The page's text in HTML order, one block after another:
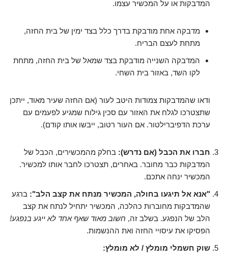
המדבקות או על המכשיר עצמו.
מדבקה אחת מודבקת בדרך כלל בצד ימין של בית החזה,
מתחת לעצם הבריח.
המדבקה השנייה מודבקת בצד שמאל של בית החזה, מתחת
לקו השד, באזור בית השחי.
ודאו שהמדבקות צמודות היטב לעור (אם החזה שעיר מאוד, ייתכן
שתצטרכו לגלח את האזור עם סכין גילוח שמגיע לפעמים עם
ערכת הדפיברילטור. אם העור רטוב, ייבשו אותו קודם).
חברו את הכבל (אם נדרש): בחלק מהמכשירים, הכבל של
המדבקות כבר מחובר. באחרים, תצטרכו לחבר אותו למכשיר.
המכשיר ינחה אתכם.
"אנא אל תיגעו בחולה, המכשיר מנתח את קצב הלב": ברגע
שהמדבקות מחוברות כהלכה, המכשיר יתחיל לנתח את קצב
הלב של הנפגע. בשלב זה, חשוב מאוד שאף אחד לא ייגע בנפגע!
הפסיקו את עיסויי החזה ואת ההנשמות.
שוק חשמלי מומלץ / לא מומלץ: